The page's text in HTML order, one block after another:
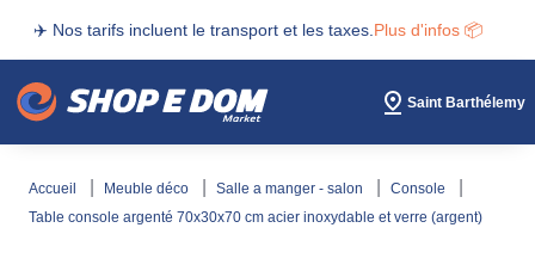
✈️ Nos tarifs incluent le transport et les taxes. Plus d'infos 📦
Saint Barthélemy
accueil meuble déco salle a manger - salon
console
table console argenté 70x30x70 cm acier inoxydable et verre (argent)